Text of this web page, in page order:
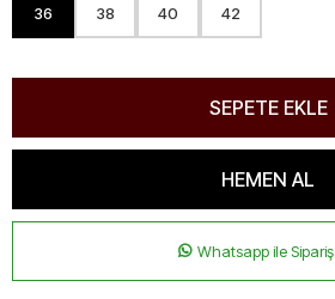
36 38 40 42
Whatsapp ile Sipariş